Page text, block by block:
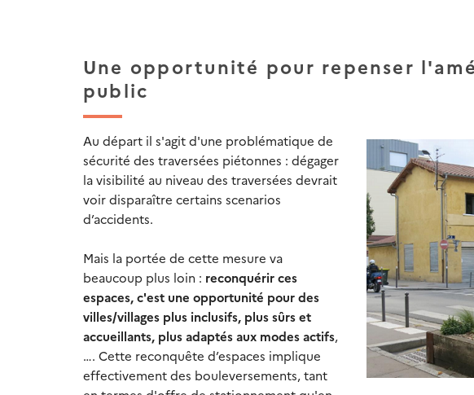
Une opportunité pour repenser
public
Au départ il s'agit d'une problématique de
sécurité des traversées piétonnes : dégager
la visibilité au niveau des traversées devrait
voir disparaître certains scenarios
d’accidents.
Mais la portée de cette mesure va
beaucoup plus loin : reconquérir ces
espaces, c'est une opportunité pour des
villes/villages plus inclusifs, plus sûrset
accueillants, plus adaptés aux modes actifs,
…. Cette reconquête d’espaces implique
effectivementdes bouleversements, tant